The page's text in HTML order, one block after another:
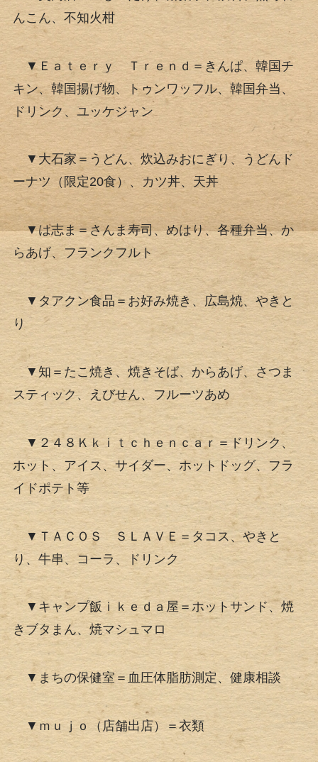
んこん、不知火柑
▼Ｅａｔｅｒｙ Ｔｒｅｎｄ＝きんぱ、韓国チ
キン、韓国揚げ物、トゥンワッフル、韓国弁当、
ドリンク、ユッケジャン
▼大石家＝うどん、炊込みおにぎり、うどんド
ーナツ（限定20食）、カツ丼、天丼
▼は志ま＝さんま寿司、めはり、各種弁当、か
らあげ、フランクフルト
▼タアクン食品＝お好み焼き、広島焼、やきと
り
▼知＝たこ焼き、焼きそば、からあげ、さつま
スティック、えびせん、フルーツあめ
▼２４８Ｋｋｉｔｃｈｅｎｃａｒ＝ドリンク、
ホット、アイス、サイダー、ホットドッグ、フラ
イドポテト等
▼ＴＡＣＯＳ ＳＬＡＶＥ＝タコス、やきと
り、牛串、コーラ、ドリンク
▼キャンプ飯ｉｋｅｄａ屋＝ホットサンド、焼
きブタまん、焼マシュマロ
▼まちの保健室＝血圧体脂肪測定、健康相談
▼ｍｕｊｏ（店舗出店）＝衣類